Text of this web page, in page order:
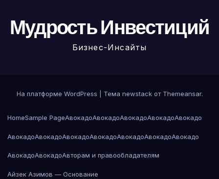
Мудрость Инвестиций
Бизнес-Инсайты
На платформе WordPress Тема newstack от Themeansar.
HomeSample PageАвокадоАвокадоАвокадоАвокадоАвокадо
АвокадоАвокадоАвокадоАвокадоАвокадоАвокадоАвокадо
АвокадоАвокадоАвторам и правообладателям
Айзек Азимов — Основание